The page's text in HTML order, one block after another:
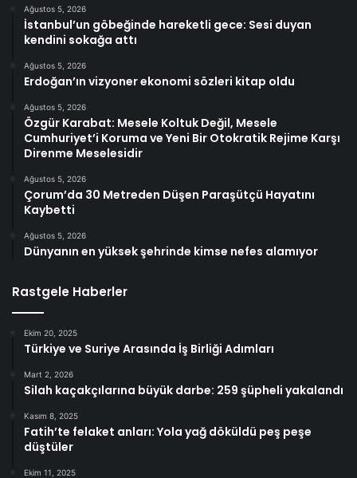
Ağustos 5, 2026
İstanbul’un göbeğinde hareketli gece: Sesi duyan
kendini sokağa attı
Ağustos 5, 2026
Erdoğan’ın vizyoner ekonomi sözleri kitap oldu
Ağustos 5, 2026
Özgür Karabat: Mesele Koltuk Değil, Mesele
Cumhuriyet’i Koruma ve Yeni Bir Otokratik Rejime Karşı
Direnme Meselesidir
Ağustos 5, 2026
Çorum’da 30 Metreden Düşen Paraşütçü Hayatını
Kaybetti
Ağustos 5, 2026
Dünyanın en yüksek şehrinde kimse nefes alamıyor
Rastgele Haberler
Ekim 20, 2025
Türkiye ve Suriye Arasında İş Birliği Adımları
Mart 2, 2026
Silah kaçakçılarına büyük darbe: 259 şüpheli yakalandı
Kasım 8, 2025
Fatih’te felaket anları: Yola yağ döküldü peş peşe
düştüler
Ekim 11, 2025